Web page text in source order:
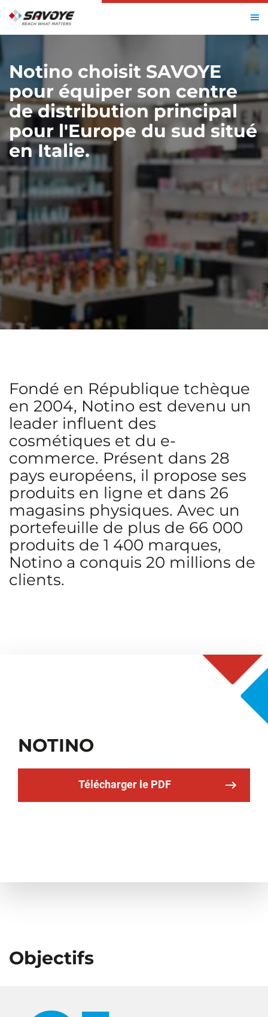
Notino choisit SAVOYE
pour équiper son centre
de distribution principal
pour l'Europe du sud situé
en Italie.
Fondé en République tchèque
en 2004, Notino est devenu un
leader influent des
cosmétiques et du e-
commerce. Présent dans 28
pays européens, il propose ses
produits en ligne et dans 26
magasins physiques. Avec un
portefeuille de plus de 66 000
produits de 1 400 marques,
Notino a conquis 20 millions de
clients.
NOTINO
Télécharger le PDF
Objectifs